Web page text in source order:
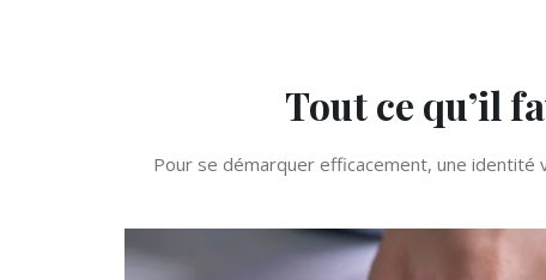
Tout ce qu’il
Pour se démarquer efficacement, une